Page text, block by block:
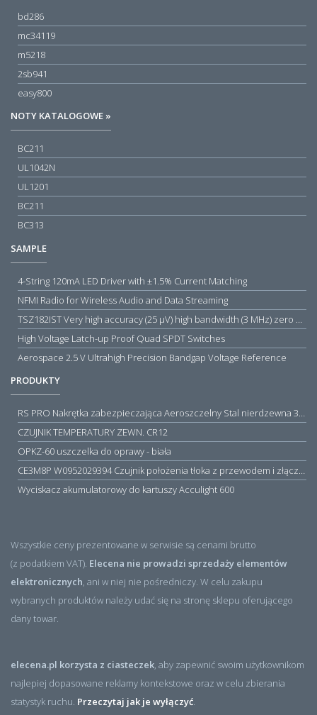
bd286
mc34119
m5218
2sb941
easy800
NOTY KATALOGOWE »
BC211
UL1042N
UL1201
BC211
BC313
SAMPLE
4-String 120mA LED Driver with ±1.5% Current Matching
NFMI Radio for Wireless Audio and Data Streaming
TSZ182IST Very high accuracy (25 µV) high bandwidth (3 MHz) zero drift 5 V operational amplifiers
High Voltage Latch-up Proof Quad SPDT Switches
Aerospace 2.5 V Ultrahigh Precision Bandgap Voltage Reference
PRODUKTY
RS PRO Nakrętka zabezpieczająca Aeroszczelny Stal nierdzewna 316 Zwykłe
CZUJNIK TEMPERATURY ZEWN. CR12
OPKZ-60 uszczelka do oprawy - biała
CE3M8P W0952029394 Czujnik położenia tłoka z przewodem i złączem M8, PNP NO, 10...30VDC, 100mA, METALWORK, METAL WORK jak MZT1-0
Wyciskacz akumulatorowy do kartuszy Acculight 600
Wszystkie ceny prezentowane w serwisie są cenami brutto
(z podatkiem VAT). Elecena nie prowadzi sprzedaży elementów
elektronicznych , ani w niej nie pośredniczy. W celu zakupu
wybranych produktów należy udać się na stronę sklepu oferującego
dany towar.
elecena.pl korzysta z ciasteczek , aby zapewnić swoim użytkownikom
najlepiej dopasowane reklamy kontekstowe oraz w celu zbierania
statystyk ruchu. Przeczytaj jak je wyłączyć